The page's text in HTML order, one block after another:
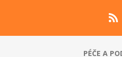
PÉČE A